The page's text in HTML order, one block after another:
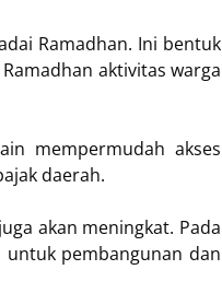
Ramadhan. Ini bentuk
aktivitas warga
mempermudah akses
daerah.
akan meningkat. Pada
pembangunan dan